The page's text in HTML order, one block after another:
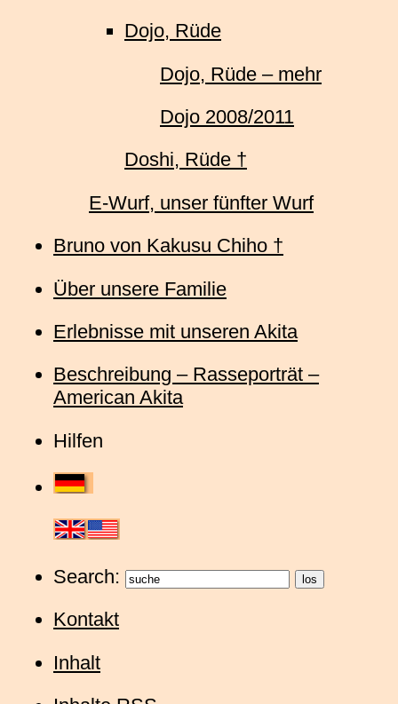
Dojo, Rüde
Dojo, Rüde – mehr
Dojo 2008/2011
Doshi, Rüde †
E-Wurf, unser fünfter Wurf
Bruno von Kakusu Chiho †
Über unsere Familie
Erlebnisse mit unseren Akita
Beschreibung – Rasseporträt –
American Akita
Hilfen
Search:
Kontakt
Inhalt